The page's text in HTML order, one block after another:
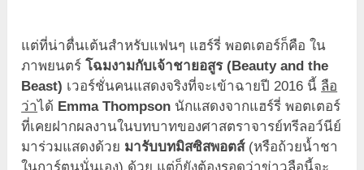
แต่ที่น่าตื่นเต้นสำหรับแฟนๆ แฮร์รี่ พอตเตอร์ก็คือ ใน
ภาพยนตร์โฉมงามกับเจ้าชายอสูร (Beauty and the
Beast) เวอร์ชั่นคนแสดงจริงที่จะเข้าฉายปี 2016 นี้ ลือ
ว่าได้ Emma Thompson นักแสดงจากแฮร์รี่ พอตเตอร์
ที่เคยฝากผลงานในบทบาทของศาสตราจารย์ทรีลอว์นีย์
มาร่วมแสดงด้วย มารับบทมิสซิสพอตส์(หรือถ้วยน้ำชา